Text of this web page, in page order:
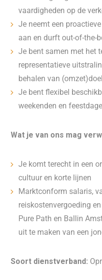
vaardigheden op de
Je neemt een
aan en durft out-of-the-
Je bent samen met het
representatieve
behalen van
Je bent flexibel
weekenden en
Wat je van ons mag
Je komt terecht in een
cultuur en korte lijnen
Marktconform salaris,
reiskostenvergoeding
Pure Path en Ballin
uit te maken van een
Soort dienstverband: